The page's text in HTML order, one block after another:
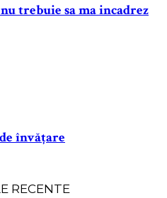
trebuie sa ma incadrez
învățare
RECENTE